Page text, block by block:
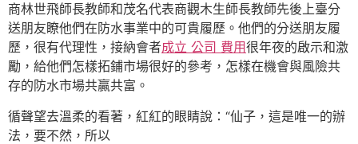
商林世飛師長教師和茂名代表商觀木生師長教師先後上臺分
送朋友瞭他們在防水事業中的可貴履歷。他們的分送朋友履
歷，很有代理性，接納會者成立 公司 費用很年夜的啟示和激
勵，給他們怎樣拓鋪市場很好的參考，怎樣在機會與風險共
存的防水市場共贏共富。
循聲望去溫柔的看著，紅紅的眼睛說：“仙子，這是唯一的辦
法，要不然，所以